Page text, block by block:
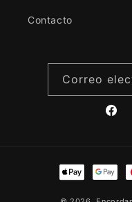
Contacto
Correo
Formas
de